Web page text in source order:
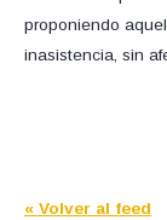
proponiendo
inasistencia, sin
« Volver al feed